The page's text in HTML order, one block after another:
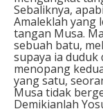
Sebaliknya,
Amaleklah yang
tangan Musa.
sebuah batu,
supaya ia duduk
menopang
yang satu,
Musa tidak
Demikianlah